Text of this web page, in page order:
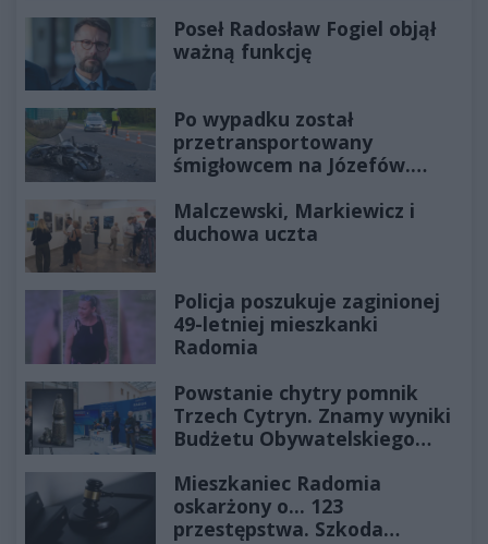
Poseł Radosław Fogiel objął
ważną funkcję
Po wypadku został
przetransportowany
śmigłowcem na Józefów.
Malczewski, Markiewicz i
duchowa uczta
Policja poszukuje zaginionej
49-letniej mieszkanki
Radomia
Powstanie chytry pomnik
Trzech Cytryn. Znamy wyniki
Budżetu Obywatelskiego
Mieszkaniec Radomia
oskarżony o... 123
przestępstwa. Szkoda